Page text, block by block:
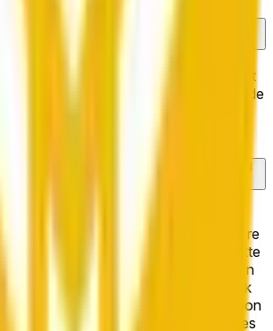
a été fermée et résolue. Le résultat
la navigation temporelle en haut de
les fenêtres adjacentes ou trouver le
or Down - June 7, 6:05PM-6:10PM
que le prix de Bnb à la fin de la fenêtre
ou égal à son prix au début de cette
est « Up » ; sinon c'est « Down
est le flux de données Chainlink
consulter les critères de résolution
de données dans la section « Règles